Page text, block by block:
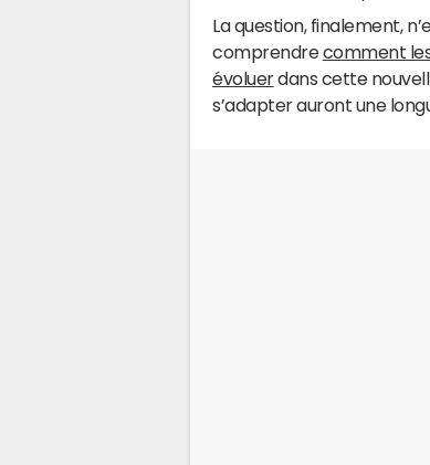
La question, finalement,
comprendrecomment
évoluerdans cette
s’adapter auront une